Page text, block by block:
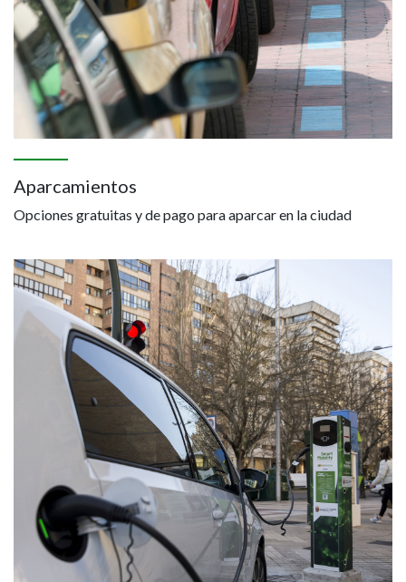
Aparcamientos
Opciones gratuitas y de pago para aparcar en la ciudad
Image